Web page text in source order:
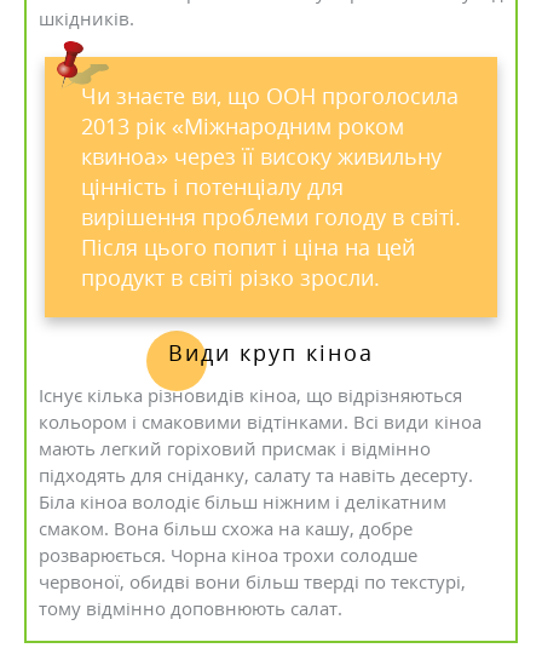
шкідників.
Чи знаєте ви, що ООН проголосила
2013 рік «Міжнародним роком
квиноа» через її високу живильну
цінність і потенціалу для
вирішення проблеми голоду в світі.
Після цього попит і ціна на цей
продукт в світі різко зросли.
Види круп кіноа
Існує кілька різновидів кіноа, що відрізняються
кольором і смаковими відтінками. Всі види кіноа
мають легкий горіховий присмак і відмінно
підходять для сніданку, салату та навіть десерту.
Біла кіноа володіє більш ніжним і делікатним
смаком. Вона більш схожа на кашу, добре
розварюється. Чорна кіноа трохи солодше
червоної, обидві вони більш тверді по текстурі,
тому відмінно доповнюють салат.